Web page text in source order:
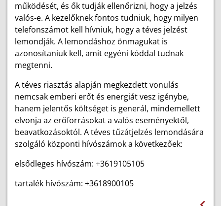
működését, és ők tudják ellenőrizni, hogy a jelzés
valós-e. A kezelőknek fontos tudniuk, hogy milyen
telefonszámot kell hívniuk, hogy a téves jelzést
lemondják. A lemondáshoz önmagukat is
azonosítaniuk kell, amit egyéni kóddal tudnak
megtenni.
A téves riasztás alapján megkezdett vonulás
nemcsak emberi erőt és energiát vesz igénybe,
hanem jelentős költséget is generál, mindemellett
elvonja az erőforrásokat a valós eseményektől,
beavatkozásoktól. A téves tűzátjelzés lemondására
szolgáló központi hívószámok a következőek:
elsődleges hívószám: +3619105105
tartalék hívószám: +3618900105